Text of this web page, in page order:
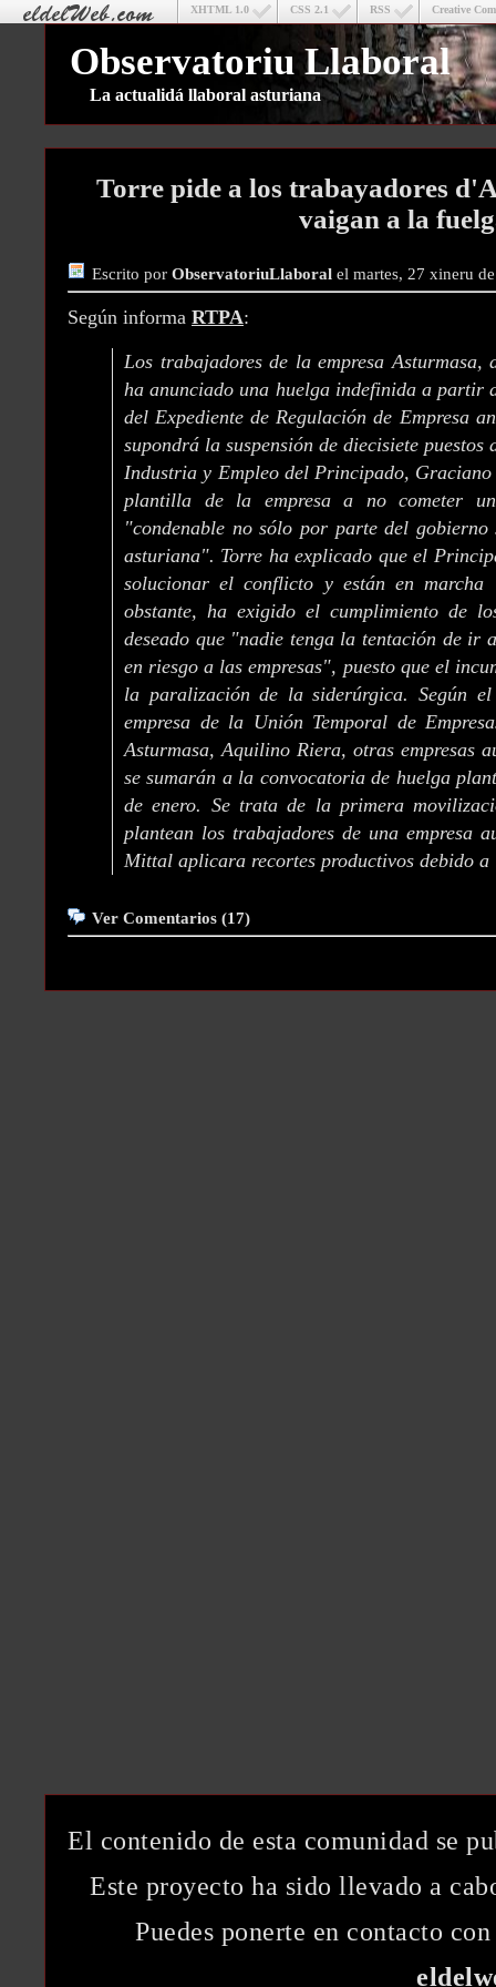
Creative
RSS
CSS 2.1
XHTML 1.0
Observatoriu Llaboral
La actualidá llaboral asturiana
Torre pide a los trabayadores
vaigan a la
Escrito por ObservatoriuLlaboral el martes, 27 xineru
Según informa RTPA:
Los trabajadores de la empresa
ha anunciado una huelga indefinida a partir
del Expediente de Regulación de Empresa
supondrá la suspensión de diecisiete
Industria y Empleo del Principado,
plantilla de la empresa a no cometer
"condenable no sólo por parte del
asturiana". Torre ha explicado que el
solucionar el conflicto y están en marcha
obstante, ha exigido el cumplimiento de
deseado que "nadie tenga la tentación de ir
en riesgo a las empresas", puesto que el
la paralización de la siderúrgica. Según
empresa de la Unión Temporal de
Asturmasa, Aquilino Riera, otras empresas
se sumarán a la convocatoria de huelga
de enero. Se trata de la primera
plantean los trabajadores de una empresa
Mittal aplicara recortes productivos debido
Ver Comentarios (17)
El contenido de esta comunidad se
Este proyecto ha sido llevado a
Puedes ponerte en contacto